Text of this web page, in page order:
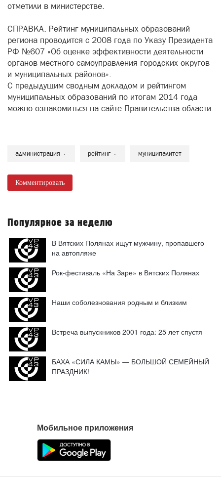
отметили в министерстве.
СПРАВКА. Рейтинг муниципальных образований
региона проводится с 2008 года по Указу Президента
РФ №607 «Об оценке эффективности деятельности
органов местного самоуправления городских округов
и муниципальных районов».
С предыдущим сводным докладом и рейтингом
муниципальных образований по итогам 2014 года
можно ознакомиться на сайте Правительства области.
администрация рейтинг муниципалитет
Комментировать
Популярное за неделю
В Вятских Полянах ищут мужчину, пропавшего
на автопляже
Рок-фестиваль «На Заре» в Вятских Полянах
Наши соболезнования родным и близким
Встреча выпускников 2001 года: 25 лет спустя
БАХА «СИЛА КАМЫ» — БОЛЬШОЙ СЕМЕЙНЫЙ
ПРАЗДНИК!
Мобильное приложения